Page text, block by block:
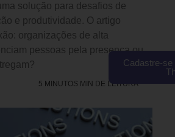
solução para desafios de
e produtividade. O artigo
organizações de alta
pessoas pela presença ou
5 MINUTOS MIN DE LEITURA
Cadastre-